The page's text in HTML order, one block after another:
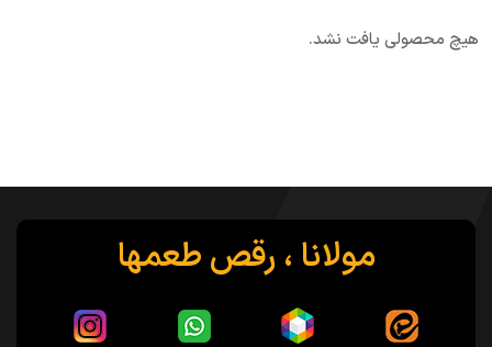
هیچ محصولی یافت نشد.
مولانا ، رقص طعمها